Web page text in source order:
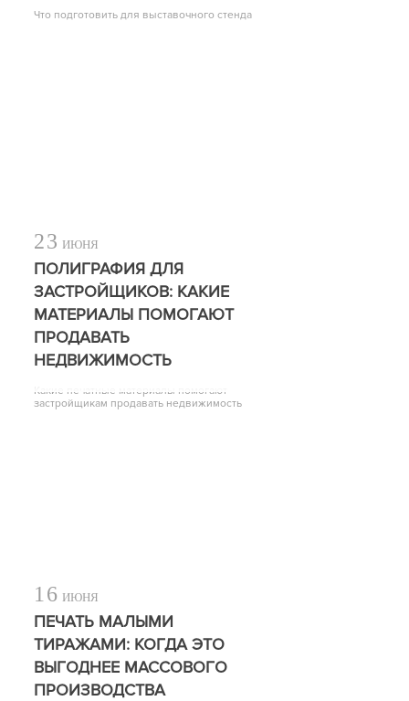
Что подготовить для выставочного стенда
23 ИЮНЯ
ПОЛИГРАФИЯ ДЛЯ
ЗАСТРОЙЩИКОВ: КАКИЕ
МАТЕРИАЛЫ ПОМОГАЮТ
ПРОДАВАТЬ
НЕДВИЖИМОСТЬ
Какие печатные материалы помогают
застройщикам продавать недвижимость
16 ИЮНЯ
ПЕЧАТЬ МАЛЫМИ
ТИРАЖАМИ: КОГДА ЭТО
ВЫГОДНЕЕ МАССОВОГО
ПРОИЗВОДСТВА